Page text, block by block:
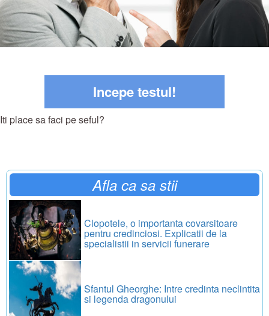
Incepe testul!
Iti place sa faci pe seful?
Afla ca sa stii
Clopotele, o importanta covarsitoare
pentru credinciosi. Explicatii de la
specialistii in servicii funerare
Sfantul Gheorghe: Intre credinta neclintita
si legenda dragonului